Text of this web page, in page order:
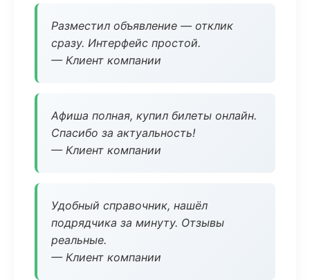
Разместил объявление — отклик
сразу. Интерфейс простой.
— Клиент компании
Афиша полная, купил билеты онлайн.
Спасибо за актуальность!
— Клиент компании
Удобный справочник, нашёл
подрядчика за минуту. Отзывы
реальные.
— Клиент компании